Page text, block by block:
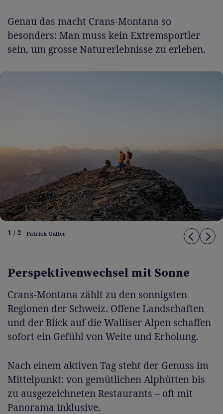
Genau das macht Crans-Montana so
besonders: Man muss kein Extremsportler
sein, um grosse Naturerlebnisse zu erleben.
1 / 2 Patrick Guller
Perspektivenwechsel mit Sonne
Crans-Montana zählt zu den sonnigsten
Regionen der Schweiz. Offene Landschaften
und der Blick auf die Walliser Alpen schaffen
sofort ein Gefühl von Weite und Erholung.
Nach einem aktiven Tag steht der Genuss im
Mittelpunkt: von gemütlichen Alphütten bis
zu ausgezeichneten Restaurants – oft mit
Panorama inklusive.